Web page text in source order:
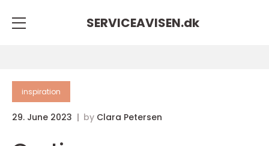
SERVICEAVISEN.dk
inspiration
29. June 2023 by Clara Petersen